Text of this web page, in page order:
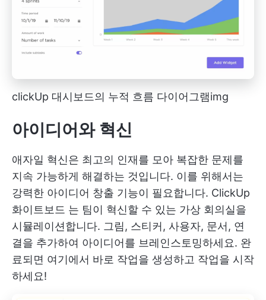
clickUp 대시보드의 누적 흐름 다이어그램img
아이디어와 혁신
애자일 혁신은 최고의 인재를 모아 복잡한 문제를
지속 가능하게 해결하는 것입니다. 이를 위해서는
강력한 아이디어 창출 기능이 필요합니다. ClickUp
화이트보드 는 팀이 혁신할 수 있는 가상 회의실을
시뮬레이션합니다. 그림, 스티커, 사용자, 문서, 연
결을 추가하여 아이디어를 브레인스토밍하세요. 완
료되면 여기에서 바로 작업을 생성하고 작업을 시작
하세요!